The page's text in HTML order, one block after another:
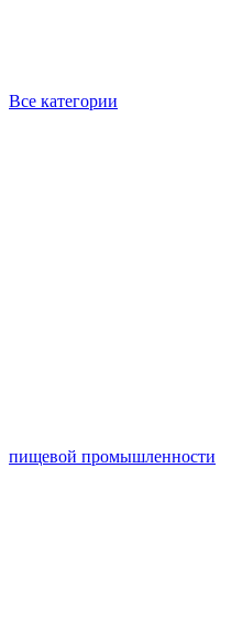
Все категории
пищевой промышленности